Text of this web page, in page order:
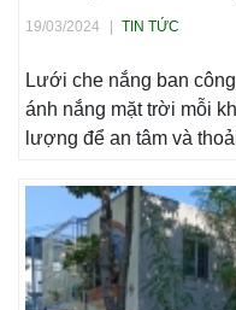
19/03/2024 TIN TỨC
Lưới che nắng ban
ánh nắng mặt trời mỗi
lượng để an tâm và